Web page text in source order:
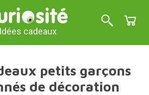
Idées cadeaux
petits garçons
de décoration